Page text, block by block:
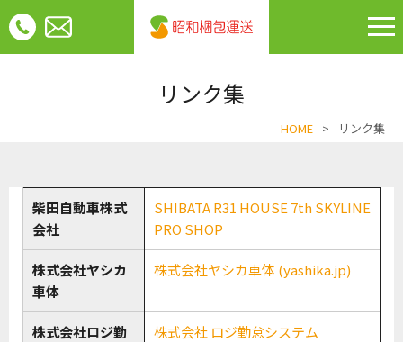
リンク集
HOME > リンク集
柴田自動車株式
会社
SHIBATA R31 HOUSE 7th SKYLINE
PRO SHOP
株式会社ヤシカ
車体
株式会社ヤシカ車体 (yashika.jp)
株式会社ロジ勤
株式会社 ロジ勤怠システム